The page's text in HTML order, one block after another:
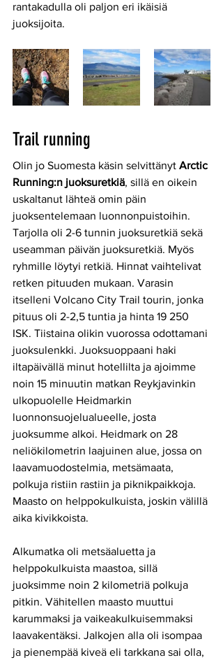
rantakadulla oli paljon eri ikäisiä
juoksijoita.
Trail running
Olin jo Suomesta käsin selvittänyt Arctic
Running:n juoksuretkiä, sillä en oikein
uskaltanut lähteä omin päin
juoksentelemaan luonnonpuistoihin.
Tarjolla oli 2-6 tunnin juoksuretkiä sekä
useamman päivän juoksuretkiä. Myös
ryhmille löytyi retkiä. Hinnat vaihtelivat
retken pituuden mukaan. Varasin
itselleni Volcano City Trail tourin, jonka
pituus oli 2-2,5 tuntia ja hinta 19 250
ISK. Tiistaina olikin vuorossa odottamani
juoksulenkki. Juoksuoppaani haki
iltapäivällä minut hotellilta ja ajoimme
noin 15 minuutin matkan Reykjavinkin
ulkopuolelle Heidmarkin
luonnonsuojelualueelle, josta
juoksumme alkoi. Heidmark on 28
neliökilometrin laajuinen alue, jossa on
laavamuodostelmia, metsämaata,
polkuja ristiin rastiin ja piknikpaikkoja.
Maasto on helppokulkuista, joskin välillä
aika kivikkoista.
Alkumatka oli metsäaluetta ja
helppokulkuista maastoa, sillä
juoksimme noin 2 kilometriä polkuja
pitkin. Vähitellen maasto muuttui
karummaksi ja vaikeakulkuisemmaksi
laavakentäksi. Jalkojen alla oli isompaa
ja pienempää kiveä eli tarkkana sai olla,